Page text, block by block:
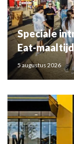
Speciale
Eat-
5 augustus 2026